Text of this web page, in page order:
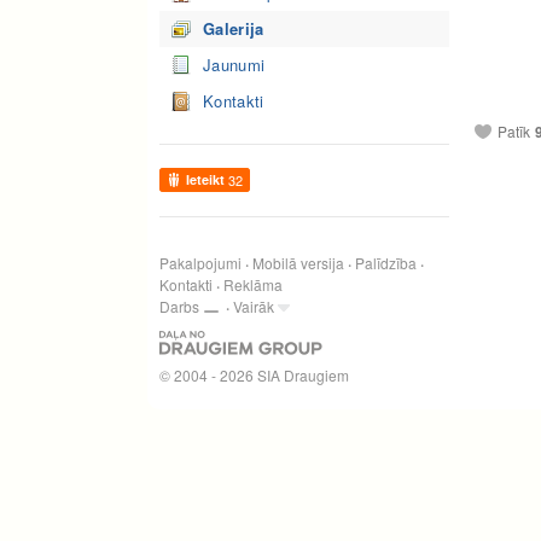
Galerija
Jaunumi
Kontakti
Ieteikt 32
Pakalpojumi Mobilā versija
Palīdzība
Kontakti
Reklāma
Darbs
Vairāk
© 2004 - 2026 SIA Draugiem
Patīk